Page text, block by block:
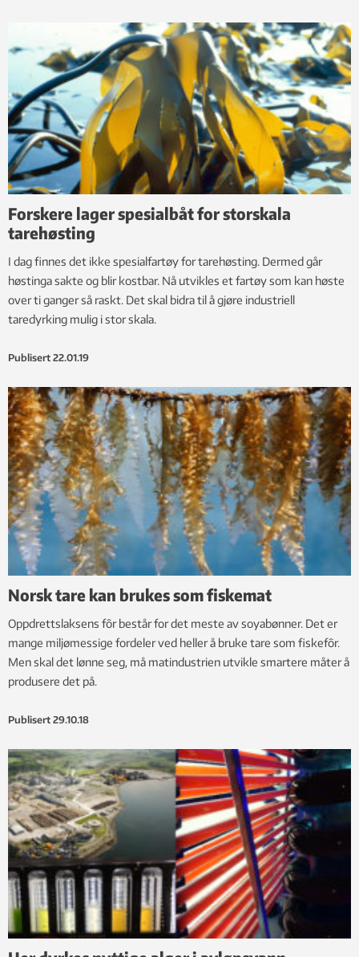
Forskere lager spesialbåt for storskala
tarehøsting
I dag finnes det ikke spesialfartøy for tarehøsting. Dermed går
høstinga sakte og blir kostbar. Nå utvikles et fartøy som kan høste
over ti ganger så raskt. Det skal bidra til å gjøre industriell
taredyrking mulig i stor skala.
Publisert 22.01.19
Norsk tare kan brukes som fiskemat
Oppdrettslaksens fôr består for det meste av soyabønner. Det er
mange miljømessige fordeler ved heller å bruke tare som fiskefôr.
Men skal det lønne seg, må matindustrien utvikle smartere måter å
produsere det på.
Publisert 29.10.18